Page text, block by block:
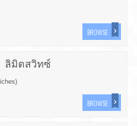
BROWSE
ลิมิตสวิทซ์
BROWSE